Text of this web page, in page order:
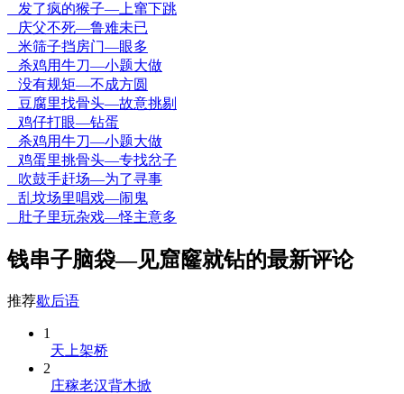
发了疯的猴子—上窜下跳
庆父不死—鲁难未已
米筛子挡房门—眼多
杀鸡用牛刀—小题大做
没有规矩—不成方圆
豆腐里找骨头—故意挑剔
鸡仔打眼—钻蛋
杀鸡用牛刀—小题大做
鸡蛋里挑骨头—专找岔子
吹鼓手赶场—为了寻事
乱坟场里唱戏—闹鬼
肚子里玩杂戏—怪主意多
钱串子脑袋—见窟窿就钻的最新评论
推荐歇后语
1
天上架桥
2
庄稼老汉背木掀